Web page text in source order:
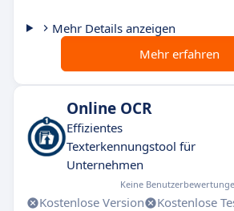
Mehr Details anzeigen
Mehr erfahren
Online OCR
Effizientes
Texterkennungstool für
Unternehmen
Keine
Kostenlose Version
Kostenlose